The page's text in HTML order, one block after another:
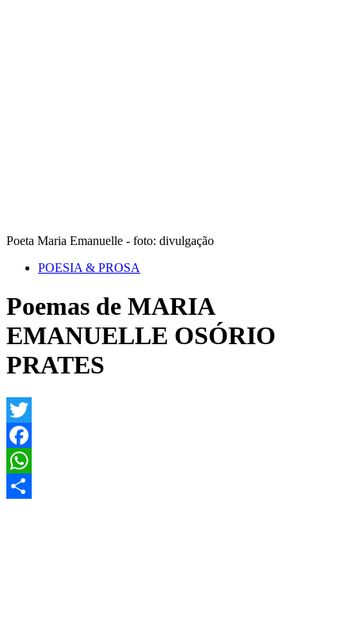
Poeta Maria Emanuelle - foto: divulgação
POESIA & PROSA
Poemas de MARIA
EMANUELLE OSÓRIO
PRATES
Twitter
Facebook
WhatsApp